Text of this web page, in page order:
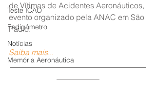
Teste ICAO
Fadigômetro
Notícias
Memória Aeronáutica
de Vítimas de Acidentes Aeronáuticos,
evento organizado pela ANAC em São
Paulo.
Saiba mais...
___________________________________